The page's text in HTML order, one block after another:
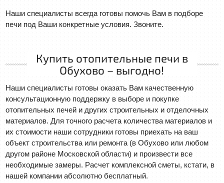
Наши специалисты всегда готовы помочь Вам в подборе
печи под Ваши конкретные условия. Звоните.
Купить отопительные печи в
Обухово – выгодно!
Наши специалисты готовы оказать Вам качественную
консультационную поддержку в выборе и покупке
отопительных печей и других строительных и отделочных
материалов. Для точного расчета количества материалов и
их стоимости наши сотрудники готовы приехать на ваш
объект строительства или ремонта (в Обухово или любом
другом районе Московской области) и произвести все
необходимые замеры. Расчет комплексной сметы, кстати, в
нашей компании абсолютно бесплатный.